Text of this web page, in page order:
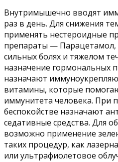
Внутримышечно вводят
раз в день. Для снижения
применять нестероидные
препараты — Парацетамол,
сильных болях и тяжелом
назначение гормональных
назначают
витамины, которые
иммунитета человека. При
беспокойстве назначают
седативные средства. Для
возможно применение
таких процедур, как
или ультрафиолетовое